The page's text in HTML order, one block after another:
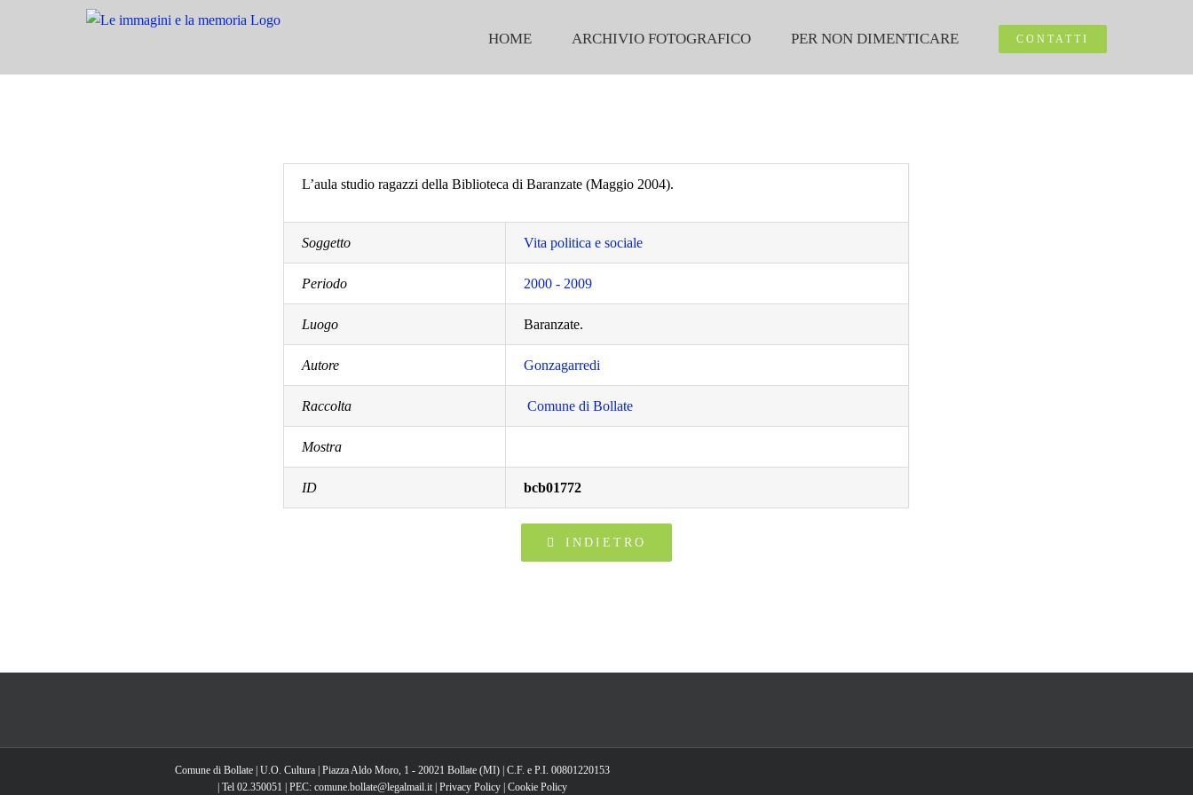
HOME ARCHIVIO FOTOGRAFICO PER NON DIMENTICARE CONTATTI
L’aula studio ragazzi della Biblioteca di Baranzate (Maggio 2004).
Soggetto Vita politica e sociale
Periodo 2000 - 2009
Luogo Baranzate.
Autore Gonzagarredi
Raccolta Comune di Bollate
Mostra
ID bcb01772
INDIETRO
Comune di Bollate | U.O. Cultura | Piazza Aldo Moro, 1 - 20021 Bollate (MI) | C.F. e P.I. 00801220153
| Tel 02.350051 | PEC: comune.bollate@legalmail.it | Privacy Policy Cookie Policy